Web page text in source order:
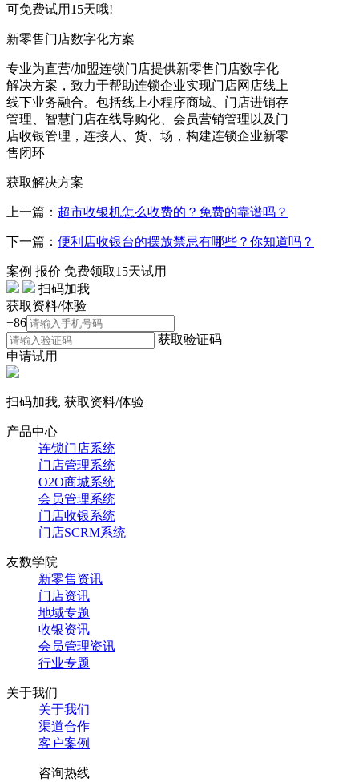
可免费试用15天哦!
新零售门店数字化方案
专业为直营/加盟连锁门店提供新零售门店数字化
解决方案，致力于帮助连锁企业实现门店网店线上
线下业务融合。包括线上小程序商城、门店进销存
管理、智慧门店在线导购化、会员营销管理以及门
店收银管理，连接人、货、场，构建连锁企业新零
售闭环
获取解决方案
上一篇： 超市收银机怎么收费的？免费的靠谱吗？
下一篇： 便利店收银台的摆放禁忌有哪些？你知道吗？
案例 报价 免费领取15天试用
扫码加我
获取资料/体验
+86
获取验证码
申请试用
扫码加我, 获取资料/体验
产品中心
连锁门店系统
门店管理系统
O2O商城系统
会员管理系统
门店收银系统
门店SCRM系统
友数学院
新零售资讯
门店资讯
地域专题
收银资讯
会员管理资讯
行业专题
关于我们
关于我们
渠道合作
客户案例
咨询热线